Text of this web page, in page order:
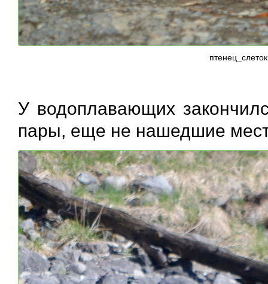
У водоплавающих
пары, еще не нашедшие